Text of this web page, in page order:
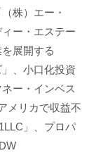
株）エー・
ー・エステー
展開する
、小口化投資
ー・インベス
メリカで収益不
」、プロパ